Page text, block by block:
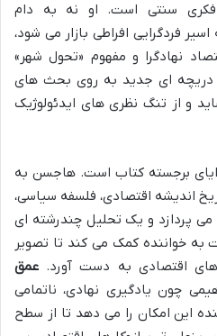
سنتی است. او نه به دام
فردگرایی افراطی بازار می شود،
نهادگرا و مفهوم «تحول شهر»
دریچه ای جدید به روی بحث های
و از تنگ نظری های ایدئولوژیک
برجسته کتاب است. هاجسن به
اندیشه اقتصادی، فلسفه سیاسی،
پردازد و یک تحلیل چندرشته ای
به خواننده کمک می کند تا تصویر
اقتصادی به دست آورد. عمق
چون یادگیری نهادی، ناتمامی
این امکان را می دهد تا از سطح